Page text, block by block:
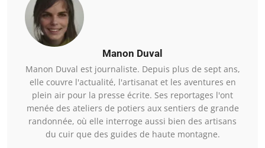
Manon Duval
Manon Duval est journaliste. Depuis plus de sept ans,
elle couvre l'actualité, l'artisanat et les aventures en
plein air pour la presse écrite. Ses reportages l'ont
menée des ateliers de potiers aux sentiers de grande
randonnée, où elle interroge aussi bien des artisans
du cuir que des guides de haute montagne.